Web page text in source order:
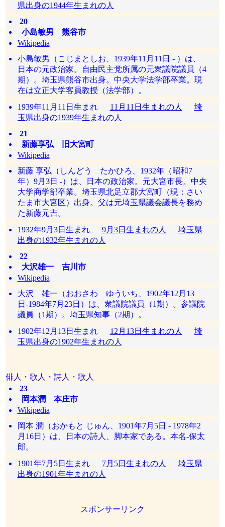
県出身の1944年生まれの人
20
小島敏男 熊谷市
Wikipedia
小島敏男（こじまとしお、1939年11月11日 - ）は、
日本の元政治家。自由民主党所属の元衆議院議員（4
期）。埼玉県熊谷市出身。中央大学法学部卒業。現
在は立正大学客員教授（法学部）。
1939年11月11日生まれ 11月11日生まれの人
埼
玉県出身の1939年生まれの人
21
新藤享弘 旧大宮町
Wikipedia
新藤 享弘（しんどう たかひろ、1932年（昭和7
年）9月3日 -）は、日本の政治家。元大宮市長。中央
大学商学部卒業。埼玉県北足立郡大宮町（現：さい
たま市大宮区）出身。父は元埼玉県議会議長を務め
た新藤元吉。
1932年9月3日生まれ 9月3日生まれの人
埼玉県
出身の1932年生まれの人
22
大沢雄一 吉川市
Wikipedia
大沢 雄一（おおさわ ゆういち、1902年12月13
日-1984年7月23日）は、衆議院議員（1期）。参議院
議員（1期）。埼玉県知事（2期）。
1902年12月13日生まれ 12月13日生まれの人
埼
玉県出身の1902年生まれの人
俳人・歌人・詩人・歌人
23
岡本潤 本庄市
Wikipedia
岡本 潤（おかもと じゅん、1901年7月5日 - 1978年2
月16日）は、日本の詩人、脚本家である。本名-保太
郎。
1901年7月5日生まれ 7月5日生まれの人
埼玉県
出身の1901年生まれの人
スポンサーリンク